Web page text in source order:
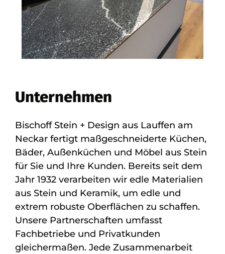
Unternehmen
Bischoff Stein + Design aus Lauffen am
Neckar fertigt maßgeschneiderte Küchen,
Bäder, Außenküchen und Möbel aus Stein
für Sie und Ihre Kunden. Bereits seit dem
Jahr 1932 verarbeiten wir edle Materialien
aus Stein und Keramik, um edle und
extrem robuste Oberflächen zu schaffen.
Unsere Partnerschaften umfasst
Fachbetriebe und Privatkunden
gleichermaßen. Jede Zusammenarbeit